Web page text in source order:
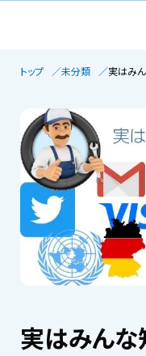
トップ 未分類 実はみん
実はみんな